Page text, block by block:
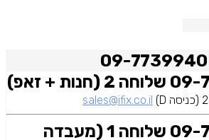
+ זאפ)
sales@ifix.co.il
09-7739940 שלוחה 1 (מעבדה